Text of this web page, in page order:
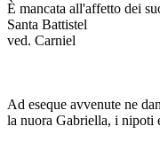
È mancata all'affetto dei
Santa Battistel
ved. Carniel
Ad eseque avvenute ne
la nuora Gabriella, i nipoti